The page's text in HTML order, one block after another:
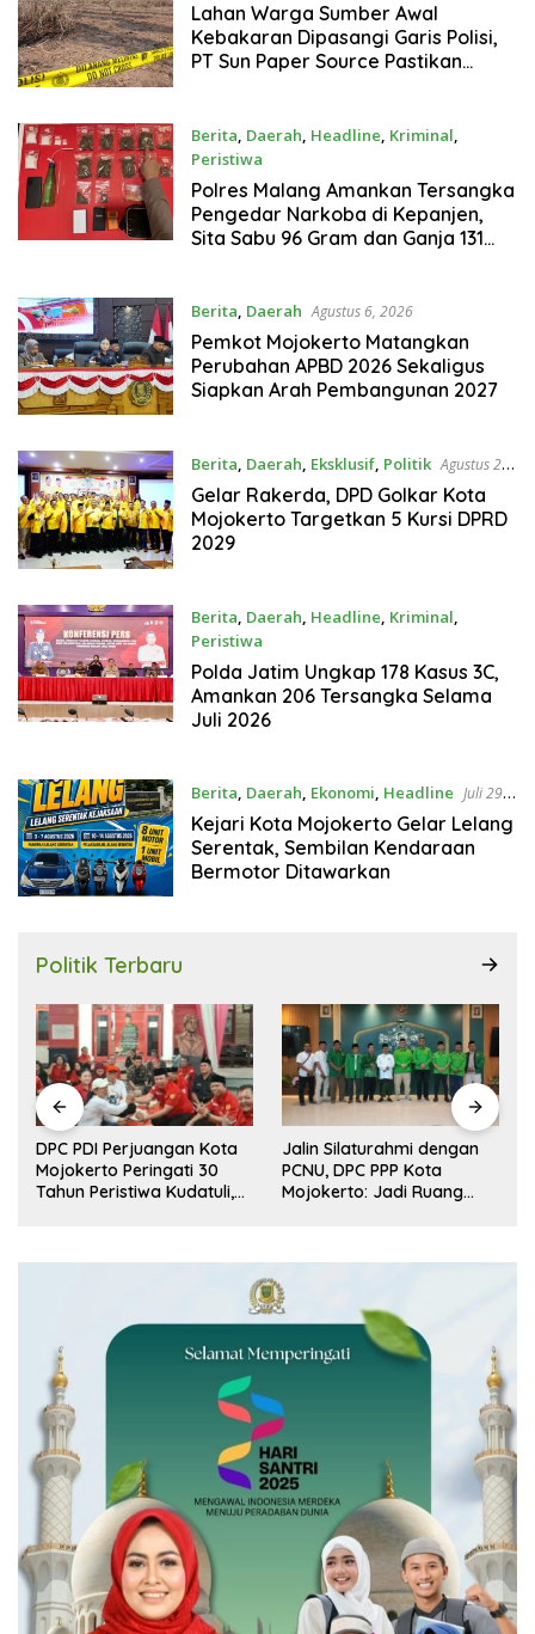
Lahan Warga Sumber Awal
Kebakaran Dipasangi Garis Polisi,
PT Sun Paper Source Pastikan
Berita, Daerah, Headline, Kriminal,
Peristiwa
Agustus 7, 2026
Polres Malang Amankan Tersangka
Pengedar Narkoba di Kepanjen,
Sita Sabu 96 Gram dan Ganja 131
Berita, Daerah Agustus 6, 2026
Pemkot Mojokerto Matangkan
Perubahan APBD 2026 Sekaligus
Siapkan Arah Pembangunan 2027
Berita, Daerah, Eksklusif, Politik Agustus 2,
2026
Gelar Rakerda, DPD Golkar Kota
Mojokerto Targetkan 5 Kursi DPRD
2029
Berita, Daerah, Headline, Kriminal,
Peristiwa
Agustus 1, 2026
Polda Jatim Ungkap 178 Kasus 3C,
Amankan 206 Tersangka Selama
Juli 2026
Berita, Daerah, Ekonomi, Headline Juli 29,
2026
Kejari Kota Mojokerto Gelar Lelang
Serentak, Sembilan Kendaraan
Bermotor Ditawarkan
Politik Terbaru
DPC PDI Perjuangan Kota
Mojokerto Peringati 30
Tahun Peristiwa Kudatuli,
Jalin Silaturahmi dengan
PCNU, DPC PPP Kota
Mojokerto: Jadi Ruang